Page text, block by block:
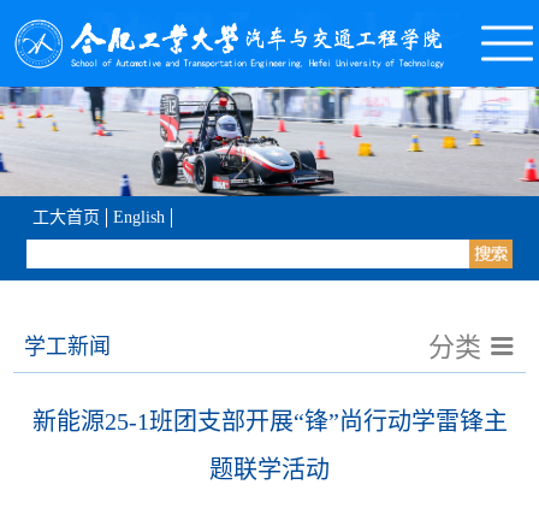
工大首页 English
学工新闻 分类
新能源25-1班团支部开展“锋”尚行动学雷锋主
题联学活动